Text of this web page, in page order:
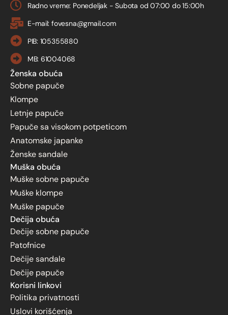
Radno vreme: Ponedeljak - Subota od 07:00 do 15:00h
E-mail: fovesna@gmail.com
PIB: 105355880
MB: 61004068
Ženska obuća
Sobne papuče
Klompe
Letnje papuče
Papuče sa visokom potpeticom
Anatomske japanke
Ženske sandale
Muška obuća
Muške sobne papuče
Muške klompe
Muške papuče
Dečija obuća
Dečije sobne papuče
Patofnice
Dečije sandale
Dečije papuče
Korisni linkovi
Politika privatnosti
Uslovi korišćenja